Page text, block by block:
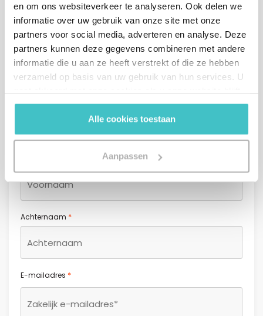
en om ons websiteverkeer te analyseren. Ook delen we
informatie over uw gebruik van onze site met onze
partners voor social media, adverteren en analyse. Deze
partners kunnen deze gegevens combineren met andere
informatie die u aan ze heeft verstrekt of die ze hebben
verzameld op basis van uw gebruik van hun services. U
gebruiken.
Alle cookies toestaan
Aanpassen
Contactformulier
Bedrijfsnaam (begin met typen en selecteer een bedrijf uit de
lijst)*
Heer Mevrouw
Achternaam *
E-mailadres *